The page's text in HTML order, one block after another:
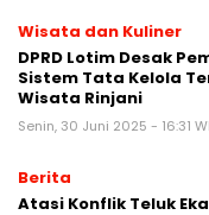
Wisata dan Kuliner
DPRD Lotim Desak
Sistem Tata Kelola
Wisata Rinjani
Senin, 30 Juni 2025 - 16:31
Berita
Atasi Konflik Teluk